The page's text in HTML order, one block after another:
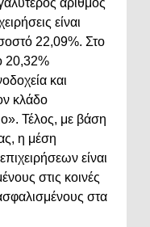
είναι
22,09%. Στο
20,32%
και
κλάδο
Τέλος, με βάση
η μέση
είναι
στις κοινές
στα